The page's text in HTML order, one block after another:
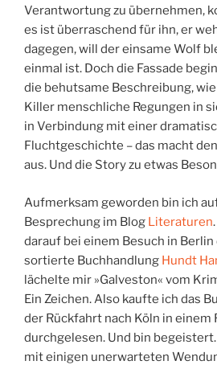
Verantwortung zu übernehmen,
es ist überraschend für ihn, er
dagegen, will der einsame Wolf
einmal ist. Doch die Fassade
die behutsame Beschreibung,
Killer menschliche Regungen in
in Verbindung mit einer
Fluchtgeschichte – das macht
aus. Und die Story zu etwas
Aufmerksam geworden bin ich
Besprechung im Blog Literaturen
darauf bei einem Besuch in
sortierte Buchhandlung Hundt
lächelte mir »Galveston« vom
Ein Zeichen. Also kaufte ich das
der Rückfahrt nach Köln in einem
durchgelesen. Und bin
mit einigen unerwarteten